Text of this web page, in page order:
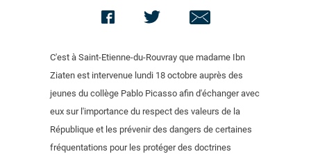
C'est à Saint-Etienne-du-Rouvray que madame Ibn
Ziaten est intervenue lundi 18 octobre auprès des
jeunes du collège Pablo Picasso afin d'échanger avec
eux sur l'importance du respect des valeurs de la
République et les prévenir des dangers de certaines
fréquentations pour les protéger des doctrines